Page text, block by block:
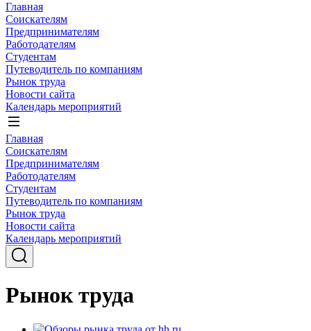
Главная
Соискателям
Предпринимателям
Работодателям
Студентам
Путеводитель по компаниям
Рынок труда
Новости сайта
Календарь мероприятий
Главная
Соискателям
Предпринимателям
Работодателям
Студентам
Путеводитель по компаниям
Рынок труда
Новости сайта
Календарь мероприятий
Рынок труда